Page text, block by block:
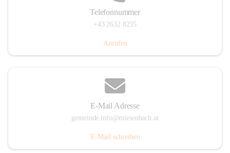
Telefonnummer
+43 2632 8235
Anrufen
E-Mail Adresse
gemeinde.info@miesenbach.at
E-Mail schreiben